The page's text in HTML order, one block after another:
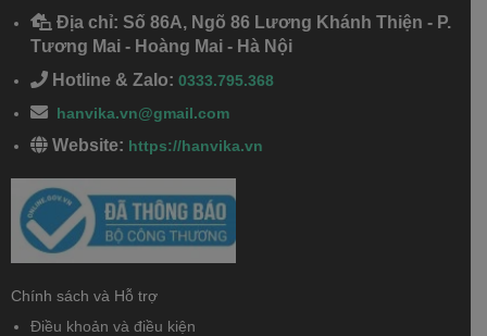
Địa chỉ: Số 86A, Ngõ 86 Lương Khánh Thiện - P.
Tương Mai - Hoàng Mai - Hà Nội
Hotline & Zalo: 0333.795.368
hanvika.vn@gmail.com
Website: https://hanvika.vn
Chính sách và Hỗ trợ
Điều khoản và điều kiện